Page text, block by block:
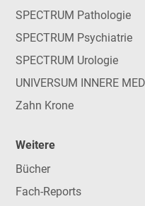
SPECTRUM Pathologie
SPECTRUM Psychiatrie
SPECTRUM Urologie
UNIVERSUM INNERE
Zahn Krone
Weitere
Bücher
Fach-Reports